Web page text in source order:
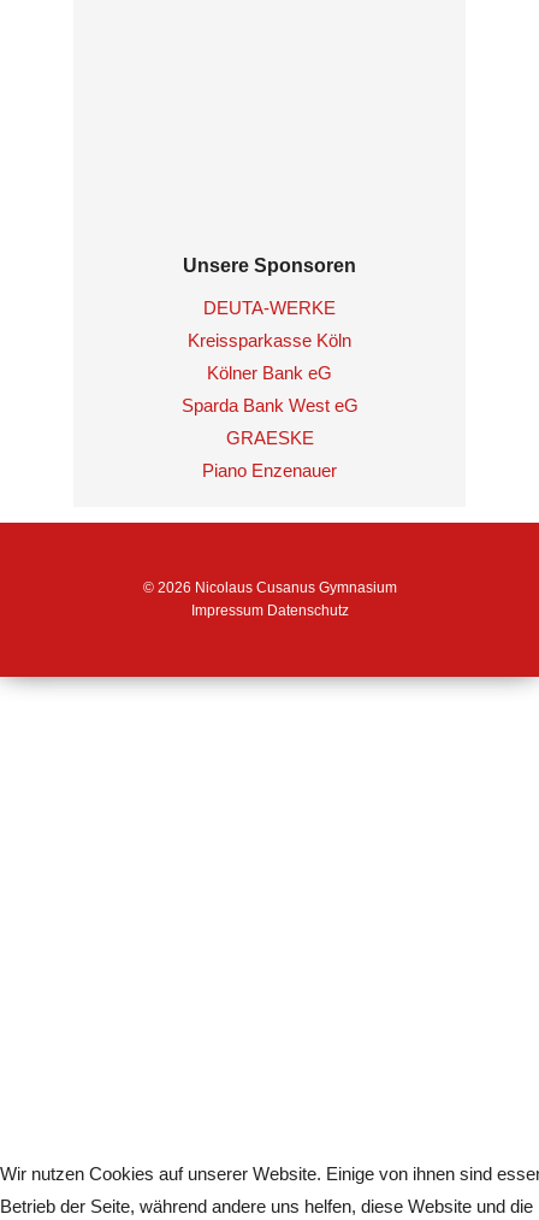
Unsere Sponsoren
DEUTA-WERKE
Kreissparkasse Köln
Kölner Bank eG
Sparda Bank West eG
GRAESKE
Piano Enzenauer
© 2026 Nicolaus Cusanus Gymnasium
Impressum Datenschutz
Wir nutzen Cookies auf unserer Website. Einige von ihnen sind
Betrieb der Seite, während andere uns helfen, diese Website und die